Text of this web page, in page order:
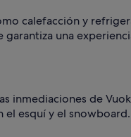
calefacción y
una
inmediaciones de
el esquí y el